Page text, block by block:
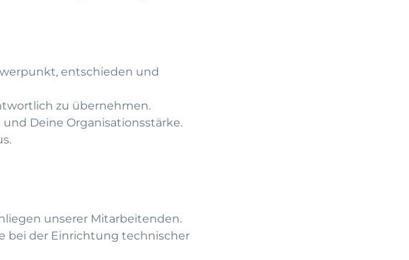
entschieden und
zu übernehmen.
Deine Organisationsstärke.
unserer Mitarbeitenden.
bei der Einrichtung technischer